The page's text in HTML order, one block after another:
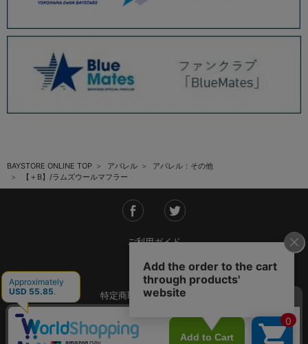
BAYSTORE ONLINE TOP アパレル
アパレル：その他
【＋B】/ラムズウールマフラー
ご利用ガイド
会社概要
特定商取引法に基づく表記
ご利用規約